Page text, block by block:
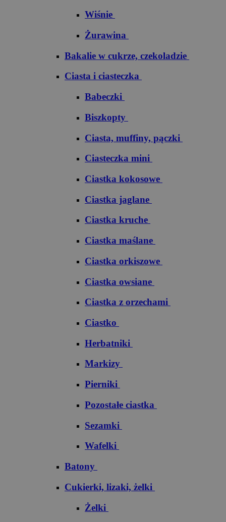
Wiśnie
Żurawina
Bakalie w cukrze, czekoladzie
Ciasta i ciasteczka
Babeczki
Biszkopty
Ciasta, muffiny, pączki
Ciasteczka mini
Ciastka kokosowe
Ciastka jaglane
Ciastka kruche
Ciastka maślane
Ciastka orkiszowe
Ciastka owsiane
Ciastka z orzechami
Ciastko
Herbatniki
Markizy
Pierniki
Pozostałe ciastka
Sezamki
Wafelki
Batony
Cukierki, lizaki, żelki
Żelki